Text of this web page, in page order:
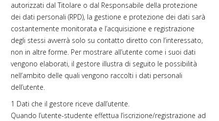
autorizzati dal Titolare o dal Responsabile della protezione
dei dati personali (RPD), la gestione e protezione dei dati sarà
costantemente monitorata e l’acquisizione e registrazione
degli stessi avverrà solo su contatto diretto con l’interessato,
non in altre forme. Per mostrare all’utente come i suoi dati
vengono elaborati, il gestore illustra di seguito le possibilità
nell’ambito delle quali vengono raccolti i dati personali
dell’utente.
1 Dati che il gestore riceve dall’utente.
Quando l’utente-studente effettua l’iscrizione/registrazione ad